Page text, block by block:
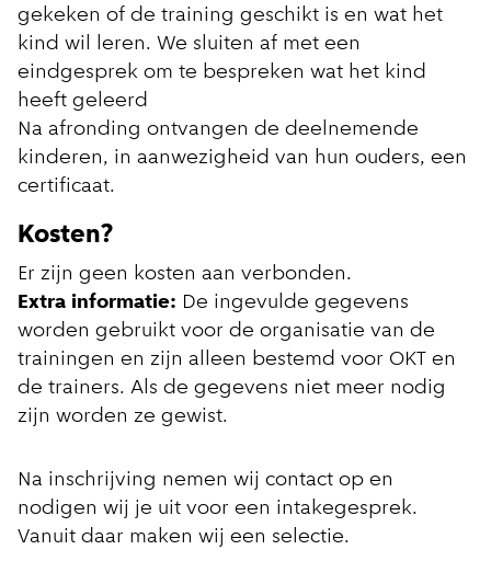
gekeken of de training geschikt is en wat het
kind wil leren. We sluiten af met een
eindgesprek om te bespreken wat het kind
heeft geleerd
Na afronding ontvangen de deelnemende
kinderen, in aanwezigheid van hun ouders, een
certificaat.
Kosten?
Er zijn geen kosten aan verbonden.
Extra informatie: De ingevulde gegevens
worden gebruikt voor de organisatie van de
trainingen en zijn alleen bestemd voor OKT en
de trainers. Als de gegevens niet meer nodig
zijn worden ze gewist.
Na inschrijving nemen wij contact op en
nodigen wij je uit voor een intakegesprek.
Vanuit daar maken wij een selectie.